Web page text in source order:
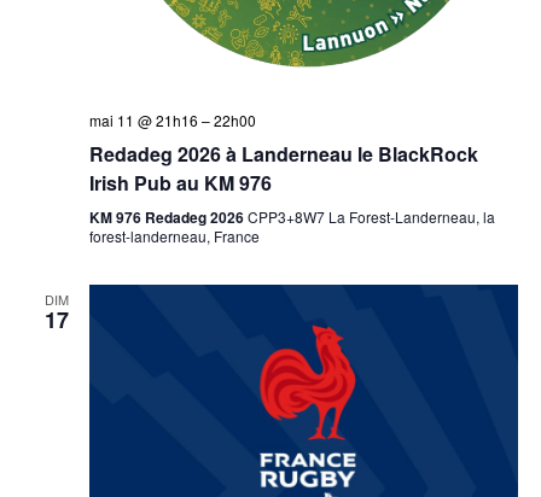
mai 11 @ 21h16 –22h00
Redadeg 2026 à Landerneau le BlackRock
Irish Pub au KM 976
KM 976 Redadeg 2026CPP3+8W7 La Forest-Landerneau, la
forest-landerneau, France
DIM
17